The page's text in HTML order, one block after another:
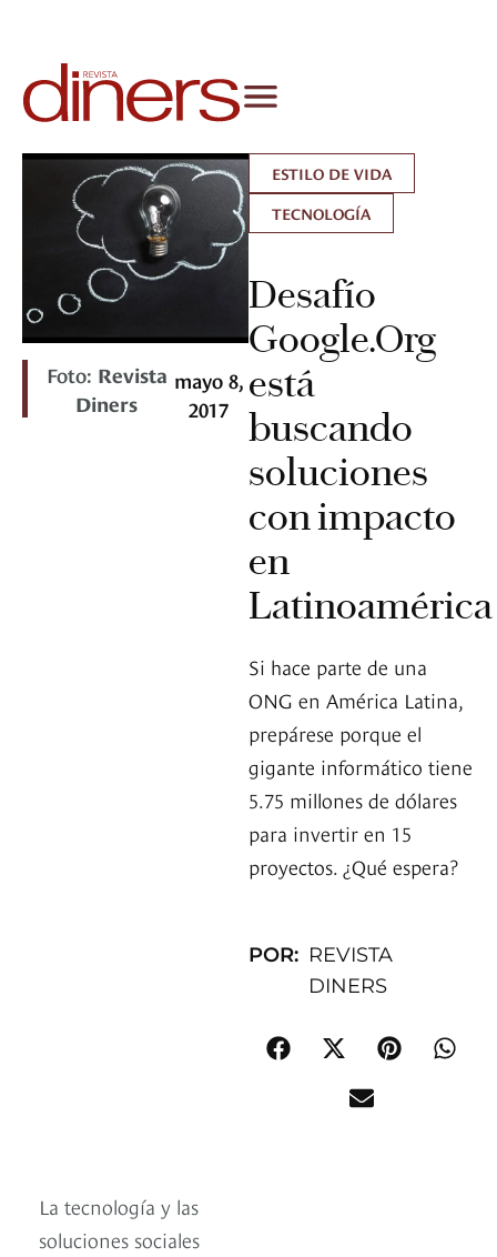
Foto: Revista
Diners
mayo 8,
2017
ESTILO DE VIDA
TECNOLOGÍA
Desafío
Google.Org
está
buscando
soluciones
con impacto
en
Latinoamérica
Si hace parte de una
ONG en América Latina,
prepárese porque el
gigante informático tiene
5.75 millones de dólares
para invertir en 15
proyectos. ¿Qué espera?
POR: REVISTA
DINERS
La tecnología y las
soluciones sociales